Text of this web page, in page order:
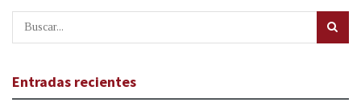
Entradas recientes